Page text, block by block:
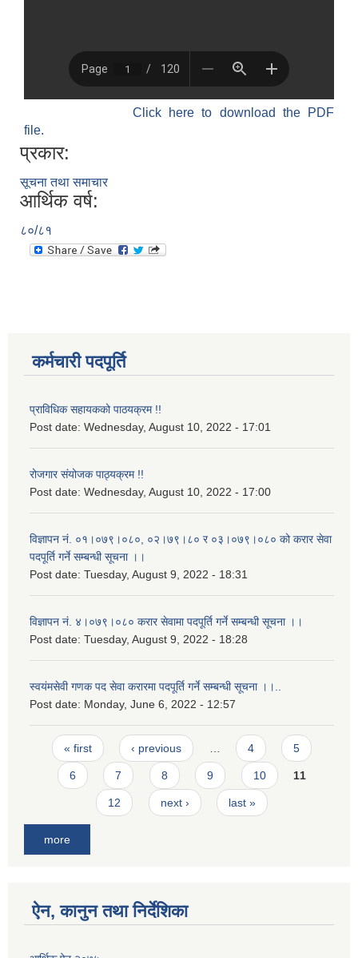
Click here to download the PDF
file.
प्रकार:
सूचना तथा समाचार
आर्थिक वर्ष:
८०/८१
कर्मचारी पदपूर्ति
प्राविधिक सहायकको पाठयक्रम !!
Post date: Wednesday, August 10, 2022 - 17:01
रोजगार संयोजक पाठ्यक्रम !!
Post date: Wednesday, August 10, 2022 - 17:00
विज्ञापन नं. ०१।०७९।०८०, ०२।७९।८० र ०३।०७९।०८० को करार सेवा
पदपूर्ति गर्ने सम्बन्धी सूचना ।।
Post date: Tuesday, August 9, 2022 - 18:31
विज्ञापन नं. ४।०७९।०८० करार सेवामा पदपूर्ति गर्ने सम्बन्धी सूचना ।।
Post date: Tuesday, August 9, 2022 - 18:28
स्वयंमसेवी गणक पद सेवा करारमा पदपूर्ति गर्ने सम्बन्धी सूचना ।।..
Post date: Monday, June 6, 2022 - 12:57
Pages
« first ‹ previous 4 5
6 7 8 9 10 11
12 next › last »
more
ऐन, कानुन तथा निर्देशिका